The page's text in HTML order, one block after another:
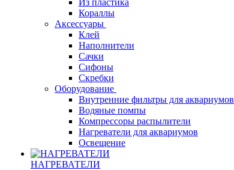
Из пластика
Кораллы
Аксессуары
Клей
Наполнители
Сачки
Сифоны
Скребки
Оборудование
Внутренние фильтры для аквариумов
Водяные помпы
Компрессоры распылители
Нагреватели для аквариумов
Освещение
НАГРЕВАТЕЛИ